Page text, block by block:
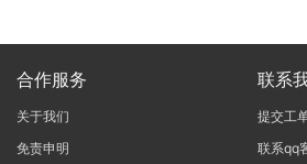
合作服务
关于我们
免责申明
联系
提交工
联系qq